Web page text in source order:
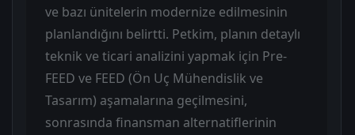
ve bazı ünitelerin modernize edilmesinin
planlandığını belirtti. Petkim, planın detaylı
teknik ve ticari analizini yapmak için Pre-
FEED ve FEED (Ön Uç Mühendislik ve
Tasarım) aşamalarına geçilmesini,
sonrasında finansman alternatiflerinin